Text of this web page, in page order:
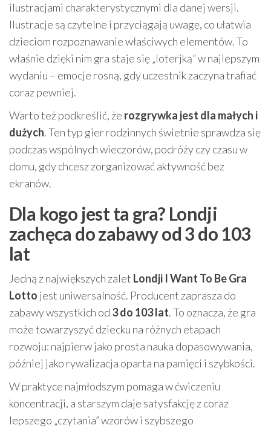
ilustracjami charakterystycznymi dla danej wersji.
Ilustracje są czytelne i przyciągają uwagę, co ułatwia
dzieciom rozpoznawanie właściwych elementów. To
właśnie dzięki nim gra staje się „loterjką” w najlepszym
wydaniu – emocje rosną, gdy uczestnik zaczyna trafiać
coraz pewniej.
Warto też podkreślić, że rozgrywka jest dla małych i
dużych. Ten typ gier rodzinnych świetnie sprawdza się
podczas wspólnych wieczorów, podróży czy czasu w
domu, gdy chcesz zorganizować aktywność bez
ekranów.
Dla kogo jest ta gra? Londji
zachęca do zabawy od 3 do 103
lat
Jedną z największych zalet Londji I Want To Be Gra
Lotto jest uniwersalność. Producent zaprasza do
zabawy wszystkich od 3 do 103 lat. To oznacza, że gra
może towarzyszyć dziecku na różnych etapach
rozwoju: najpierw jako prosta nauka dopasowywania,
później jako rywalizacja oparta na pamięci i szybkości.
W praktyce najmłodszym pomaga w ćwiczeniu
koncentracji, a starszym daje satysfakcję z coraz
lepszego „czytania” wzorów i szybszego